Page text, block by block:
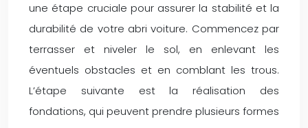
une étape cruciale pour assurer la stabilité et la
durabilité de votre abri voiture. Commencez par
terrasser et niveler le sol, en enlevant les
éventuels obstacles et en comblant les trous.
L’étape suivante est la réalisation des
fondations, qui peuvent prendre plusieurs formes